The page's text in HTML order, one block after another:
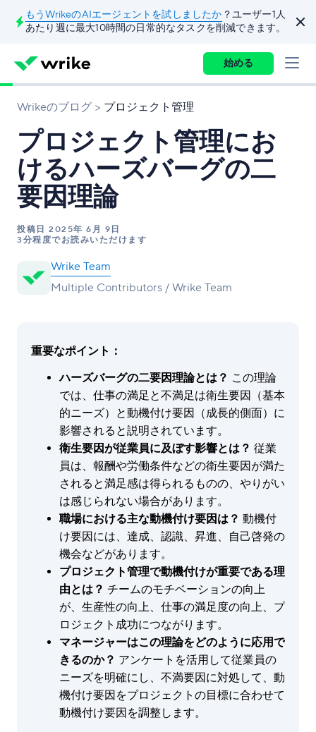
もうWrikeのAIエージェントを試しましたか ？ユーザー1人
あたり週に最大10時間の日常的なタスクを削減できます。
始める
Wrikeのブログ プロジェクト管理
プロジェクト管理にお
けるハーズバーグの二
要因理論
投稿日 2025年 6月 9日
3分程度でお読みいただけます
Wrike Team
Multiple Contributors / Wrike Team
重要なポイント：
ハーズバーグの二要因理論とは？ この理論
では、仕事の満足と不満足は衛生要因（基本
的ニーズ）と動機付け要因（成長的側面）に
影響されると説明されています。
衛生要因が従業員に及ぼす影響とは？ 従業
員は、報酬や労働条件などの衛生要因が満た
されると満足感は得られるものの、やりがい
は感じられない場合があります。
職場における主な動機付け要因は？ 動機付
け要因には、達成、認識、昇進、自己啓発の
機会などがあります。
プロジェクト管理で動機付けが重要である理
由とは？ チームのモチベーションの向上
が、生産性の向上、仕事の満足度の向上、プ
ロジェクト成功につながります。
マネージャーはこの理論をどのように応用で
きるのか？ アンケートを活用して従業員の
ニーズを明確にし、不満要因に対処して、動
機付け要因をプロジェクトの目標に合わせて
動機付け要因を調整します。